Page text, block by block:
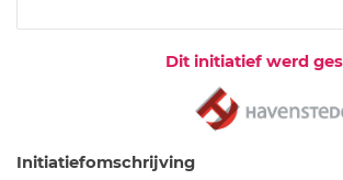
Dit initiatief werd
Initiatiefomschrijving